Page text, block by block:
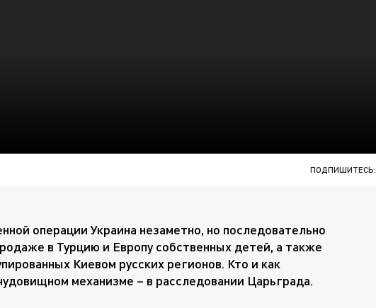
ПОДПИШИТЕСЬ:
операции Украина незаметно, но последовательно
в Турцию и Европу собственных детей, а также
Киевом русских регионов. Кто и как
механизме – в расследовании Царьграда.